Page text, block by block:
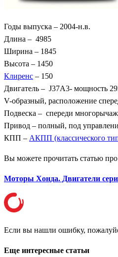
Годы выпуска – 2004-н.в.
Длина – 4985
Ширина – 1845
Высота – 1450
Клиренс – 150
Двигатель – J37A3- мощность
V-образный, расположение
Подвеска – спереди
Привод – полный, под
КПП – АКПП (классического
Вы можете прочитать статью
Моторы Хонда. Двигатели
Если вы нашли ошибку,
Еще интересные статьи